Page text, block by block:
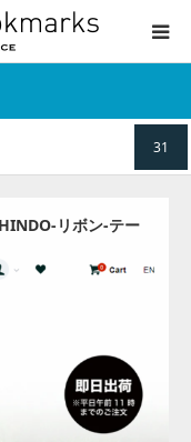
31
リボン‐テー
Shop